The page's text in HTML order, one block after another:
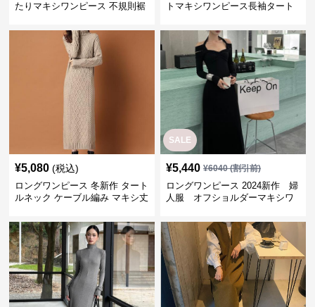
たりマキシワンピース 不規則裾
トマキシワンピース長袖タート
¥5,080 (税込)
ロングワンピース 冬新作 タート
ルネック ケーブル編み マキシ丈
SALE
¥5,440 ¥6040(割引前)
ロングワンピース 2024新作 婦
人服 オフショルダーマキシワ